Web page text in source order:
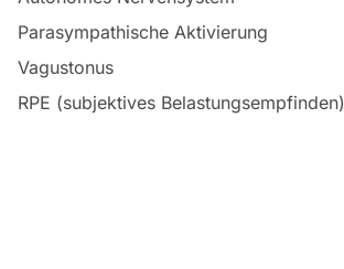
Parasympathische Aktivierung
Vagustonus
RPE (subjektives Belastungsempfinden)